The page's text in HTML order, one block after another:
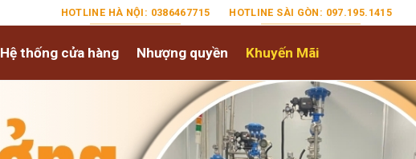
HOTLINE HÀ NỘI: 0386467715 HOTLINE SÀI GÒN: 097.195.1415
Hệ thống cửa hàng Nhượng quyền Khuyến Mãi